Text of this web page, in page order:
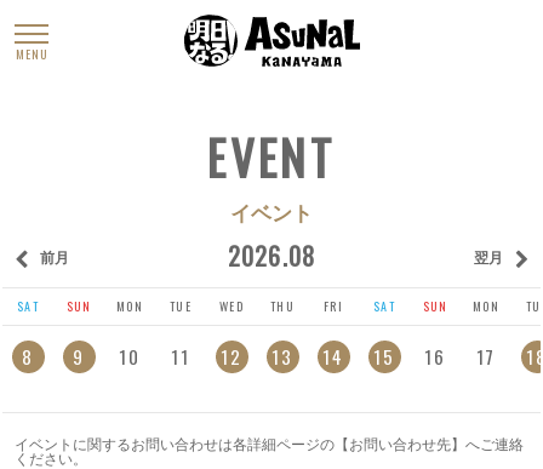
MENU
EVENT
イベント
2026.08
前月 翌月
SAT
8
SUN
9
MON
10
TUE
11
WED
12
THU
13
FRI
14
SAT
15
SUN
16
MON
17
イベントに関するお問い合わせは各詳細ページの【お問い合わせ先】へご連絡
ください。